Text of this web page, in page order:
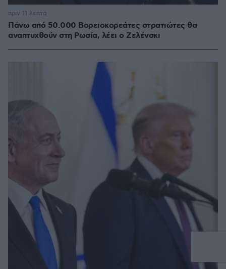
Πάνω από 50.000 Βορειοκορεάτες στρατιώτες θα
αναπτυχθούν στη Ρωσία, λέει ο Ζελένσκι
πριν 11 λεπτά